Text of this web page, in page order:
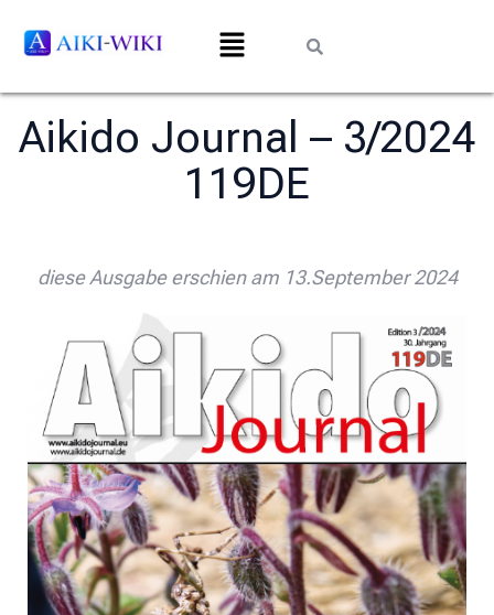
Aikido Journal – 3/2024
119DE
diese Ausgabe erschien am 13.September 2024